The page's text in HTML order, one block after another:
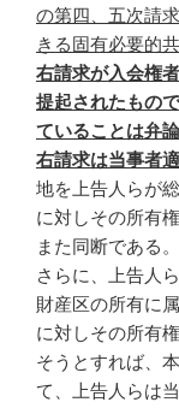
の第四、五次請
きる固有必要的
右請求が入会権
提起されたもの
ていることは弁
右請求は当事者
地を上告人らが
に対しその所有
また同断である。
さらに、上告人
財産区の所有に
に対しその所有
そうとすれば、
て、上告人らは